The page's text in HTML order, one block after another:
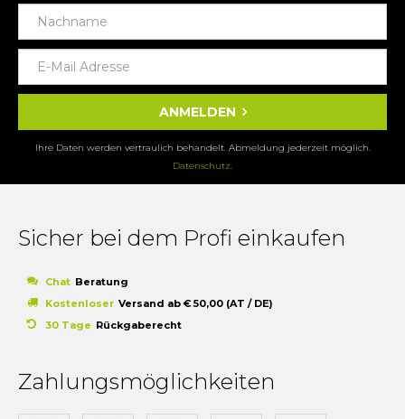
ANMELDEN
Ihre Daten werden vertraulich behandelt. Abmeldung jederzeit möglich.
Datenschutz
Sicher bei dem Profi einkaufen
Chat Beratung
Kostenloser Versand ab € 50,00 (AT / DE)
30 Tage Rückgaberecht
Zahlungsmöglichkeiten